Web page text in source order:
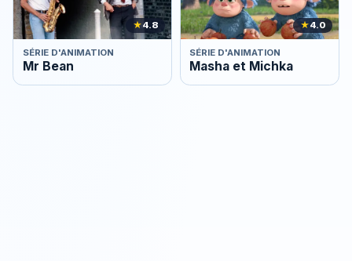
★4.8
SÉRIE D'ANIMATION
Mr Bean
★4.0
SÉRIE D'ANIMATION
Masha et Michka